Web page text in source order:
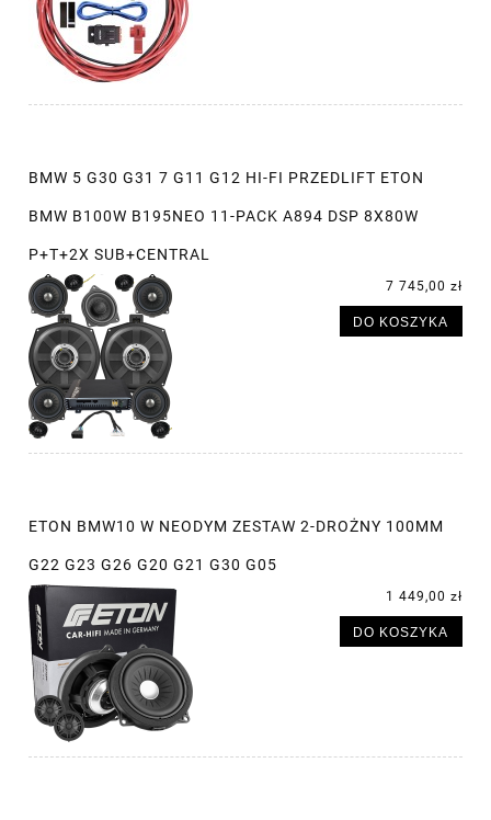
BMW 5 G30 G31 7 G11 G12 HI-FI PRZEDLIFT ETON
BMW B100W B195NEO 11-PACK A894 DSP 8X80W
P+T+2X SUB+CENTRAL
7 745,00 zł
DO KOSZYKA
ETON BMW10 W NEODYM ZESTAW 2-DROŻNY 100MM
G22 G23 G26 G20 G21 G30 G05
1 449,00 zł
DO KOSZYKA